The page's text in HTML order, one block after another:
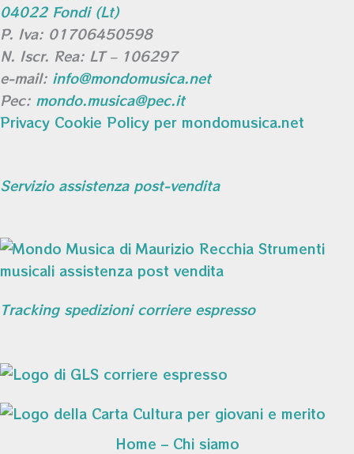
04022 Fondi (Lt)
P. Iva: 01706450598
N. Iscr. Rea: LT – 106297
e-mail: info@mondomusica.net
Pec: mondo.musica@pec.it
Privacy Cookie Policy per mondomusica.net
Servizio assistenza post-vendita
Tracking spedizioni corriere espresso
Home – Chi siamo